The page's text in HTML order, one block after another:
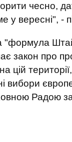
чесно,
у вересні", -
"формула
закон про
цій
вибори
Радою